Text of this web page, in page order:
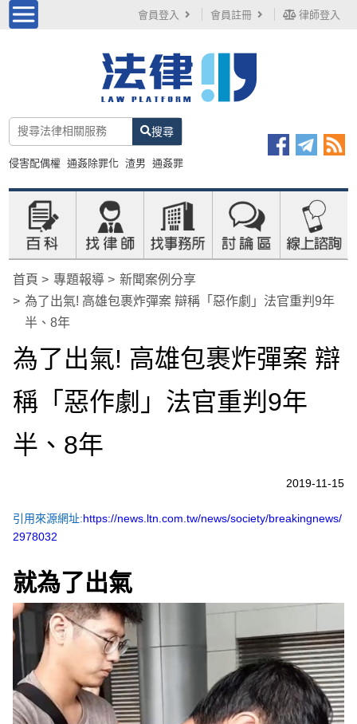
會員登入 會員註冊 律師登入
搜尋
侵害配偶權 通姦除罪化 渣男 通姦罪
首頁 專題報導
新聞案例分享
為了出氣! 高雄包裹炸彈案 辯稱「惡作劇」法官重判9年
半、8年
為了出氣! 高雄包裹炸彈案 辯
稱「惡作劇」法官重判9年
半、8年
2019-11-15
引用來源網址:https://news.ltn.com.tw/news/society/breakingnews/
2978032
就為了出氣